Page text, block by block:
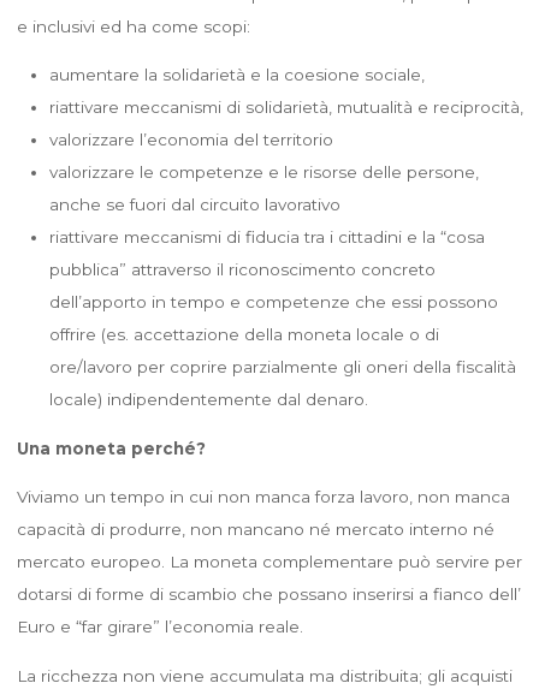
e inclusivi ed ha come scopi:
aumentare la solidarietà e la coesione sociale,
riattivare meccanismi di solidarietà, mutualità e reciprocità,
valorizzare l’economia del territorio
valorizzare le competenze e le risorse delle persone,
anche se fuori dal circuito lavorativo
riattivare meccanismi di fiducia tra i cittadini e la “cosa
pubblica” attraverso il riconoscimento concreto
dell’apporto in tempo e competenze che essi possono
offrire (es. accettazione della moneta locale o di
ore/lavoro per coprire parzialmente gli oneri della fiscalità
locale) indipendentemente dal denaro.
Una moneta perché?
Viviamo un tempo in cui non manca forza lavoro, non manca
capacità di produrre, non mancano né mercato interno né
mercato europeo. La moneta complementare può servire per
dotarsi di forme di scambio che possano inserirsi a fianco dell’
Euro e “far girare” l’economia reale.
La ricchezza non viene accumulata ma distribuita; gli acquisti